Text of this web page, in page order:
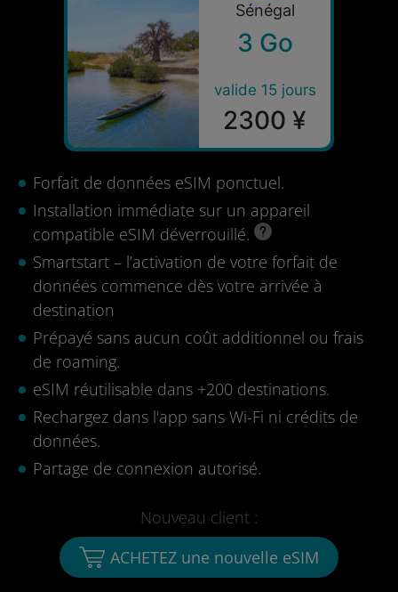
Sénégal
3 Go
valide 15 jours
2300 ¥
Forfait de données eSIM ponctuel.
Installation immédiate sur un appareil
compatible eSIM déverrouillé.
Smartstart – l’activation de votre forfait de
données commence dès votre arrivée à
destination
Prépayé sans aucun coût additionnel ou frais
de roaming.
eSIM réutilisable dans +200 destinations.
Rechargez dans l'app sans Wi-Fi ni crédits de
données.
Partage de connexion autorisé.
Nouveau client :
ACHETEZ une nouvelle eSIM